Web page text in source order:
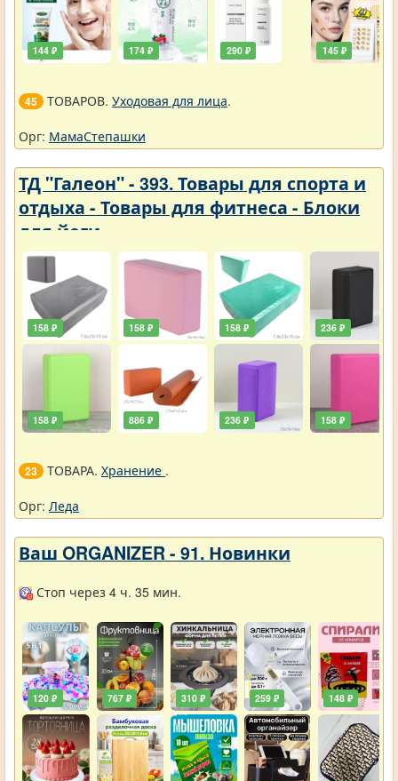
144 ₽ 174 ₽ 290 ₽ 145 ₽
45 ТОВАРОВ. Уходовая для лица.
Орг: МамаСтепашки
ТД "Галеон" - 393. Товары для спорта и
отдыха - Товары для фитнеса - Блоки
для йоги
158 ₽
158 ₽
158 ₽
886 ₽
158 ₽
236 ₽
236 ₽
158 ₽
23 ТОВАРА. Хранение .
Орг: Леда
Ваш ORGANIZER - 91. Новинки
Стоп через 4 ч. 35 мин.
120 ₽ 767 ₽ 310 ₽ 259 ₽ 148 ₽